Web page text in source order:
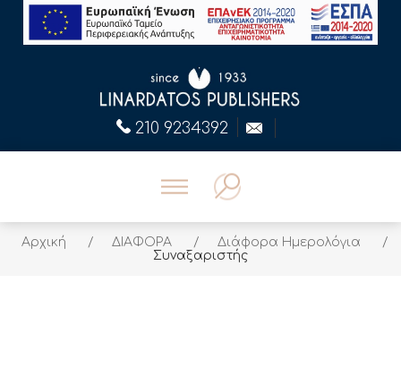
210 9234392
Αρχική / ΔΙΑΦΟΡΑ / Διάφορα Ημερολόγια
/
Συναξαριστής